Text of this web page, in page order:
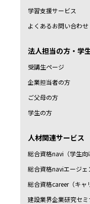
学習支援サービス
よくあるお問い合わせ
法人担当の方・学
受講生ページ
企業担当者の方
ご父母の方
学生の方
人材関連サービス
総合資格navi（学生向
総合資格naviエージェ
総合資格career（キャ
建設業界企業研究セミ